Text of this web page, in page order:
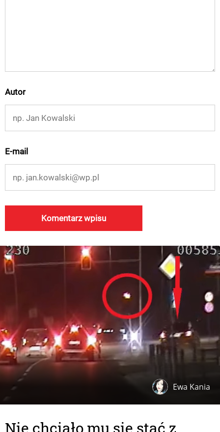
Autor
E-mail
Ewa Kania
Nie chciało mu się stać z